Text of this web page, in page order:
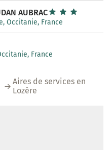
AUBRAC
Occitanie, France
France
Aires de services en
Lozère